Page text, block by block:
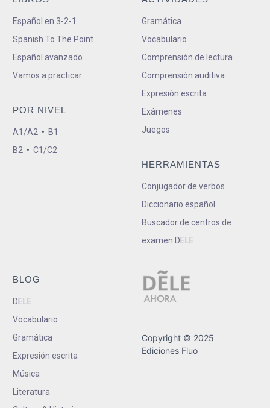
Español en 3-2-1
Spanish To The Point
Español avanzado
Vamos a practicar
POR NIVEL
A1/A2 • B1
B2 • C1/C2
Gramática
Vocabulario
Comprensión de lectura
Comprensión auditiva
Expresión escrita
Exámenes
Juegos
HERRAMIENTAS
Conjugador de verbos
Diccionario español
Buscador de centros de
examen DELE
BLOG
DELE
Vocabulario
Gramática
Expresión escrita
Música
Literatura
Copyright © 2025
Ediciones Fluo